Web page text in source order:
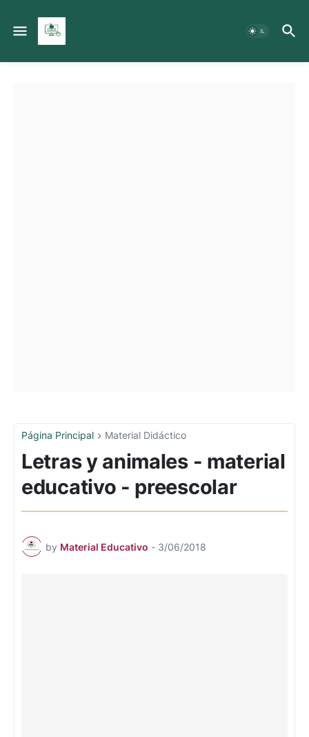
Página Principal Material Didáctico
Letras y animales - material
educativo - preescolar
by Material Educativo - 3/06/2018